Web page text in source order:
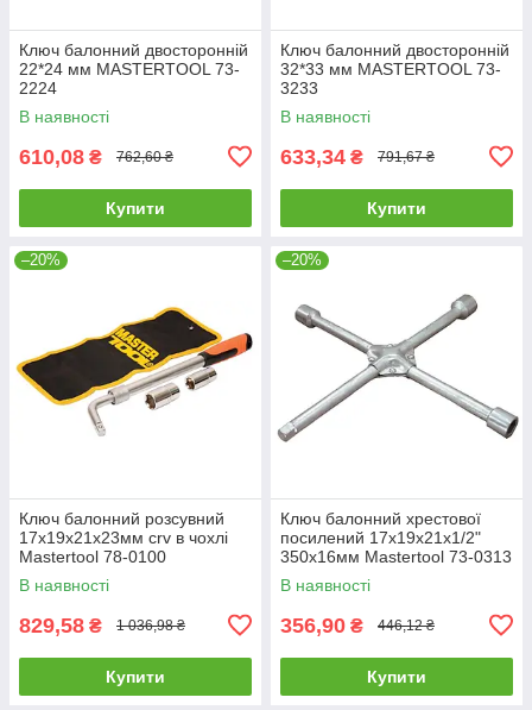
Ключ балонний двосторонній
22*24 мм MASTERTOOL 73-
2224
В наявності
610,08 ₴ 762,60 ₴
Купити
Ключ балонний двосторонній
32*33 мм MASTERTOOL 73-
3233
В наявності
633,34 ₴ 791,67 ₴
Купити
–20%
Ключ балонний розсувний
17х19х21х23мм crv в чохлі
Mastertool 78-0100
В наявності
829,58 ₴ 1 036,98 ₴
Купити
–20%
Ключ балонний хрестової
посилений 17x19x21x1/2"
350х16мм Mastertool 73-0313
В наявності
356,90 ₴ 446,12 ₴
Купити